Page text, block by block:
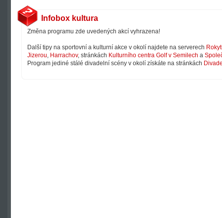
Infobox kultura
Změna programu zde uvedených akcí vyhrazena!
Další tipy na sportovní a kulturní akce v okolí najdete na serverech
Jizerou, Harrachov, stránkách Kulturního centra Golf v Semilech a
Program jediné stálé divadelní scény v okolí získáte na stránkách